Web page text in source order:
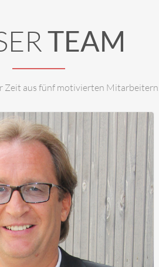
TEAM
Zeit aus fünf motivierten